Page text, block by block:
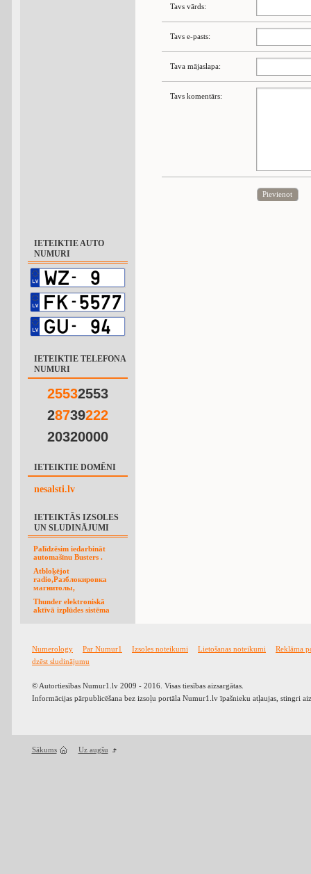
IETEIKTIE AUTO
NUMURI
IETEIKTIE TELEFONA
NUMURI
25532553
28739222
20320000
IETEIKTIE DOMĒNI
nesalsti.lv
IETEIKTĀS IZSOLES
UN SLUDINĀJUMI
Palīdzēsim iedarbināt
automašīnu Busters .
Atbloķējot
radio,Разблокировка
магнитолы,
Thunder elektroniskā
aktīvā izplūdes sistēma
Tavs vārds:
Tavs e-pasts:
Tava mājaslapa:
Tavs komentārs:
Pievienot
Numerology Par Numur1 Izsoles noteikumi Lietošanas noteikumi
Reklāma
dzēst sludinājumu
© Autortiesības Numur1.lv 2009 - 2016. Visas tiesības aizsargātas.
Informācijas pārpublicēšana bez izsoļu portāla Numur1.lv īpašnieku atļaujas, stingri
Sākums Uz augšu